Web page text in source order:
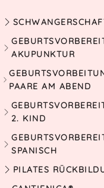
AKUPUNKTUR
PAARE AM ABEND
2. KIND
SPANISCH
PILATES